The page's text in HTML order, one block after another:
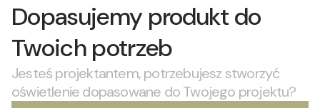
Dopasujemy produkt do
Twoich potrzeb
Jesteś projektantem, potrzebujesz stworzyć
oświetlenie dopasowane do Twojego projektu?